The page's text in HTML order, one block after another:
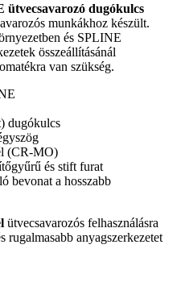
ütvecsavarozó dugókulcs
munkákhoz készült.
és SPLINE
összeállításánál
van szükség.
dugókulcs
(CR-MO)
és stift furat
bevonat a hosszabb
ütvecsavarozós felhasználásra
rugalmasabb anyagszerkezetet
terheléseket. A precíz